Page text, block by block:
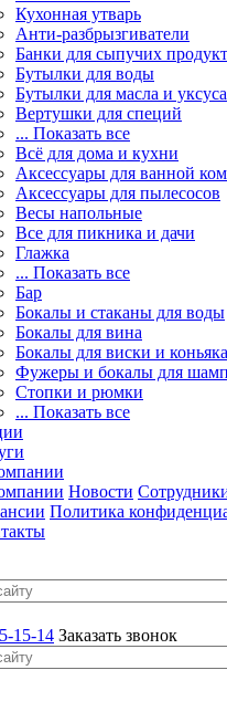
Кухонная утварь
Анти-разбрызгиватели
Банки для сыпучих
Бутылки для воды
Бутылки для масла и уксуса
Вертушки для специй
... Показать все
Всё для дома и кухни
Аксессуары для ванной
Аксессуары для пылесосов
Весы напольные
Все для пикника и дачи
Глажка
... Показать все
Бар
Бокалы и стаканы для воды
Бокалы для вина
Бокалы для виски и коньяка
Фужеры и бокалы для
Стопки и рюмки
... Показать все
Новости
Политика
15-14 Заказать звонок